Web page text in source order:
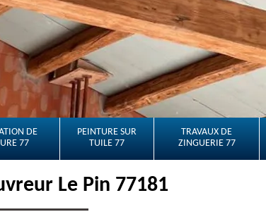
DE
77
PEINTURE SUR
TUILE 77
TRAVAUX DE
ZINGUERIE 77
Le Pin 77181